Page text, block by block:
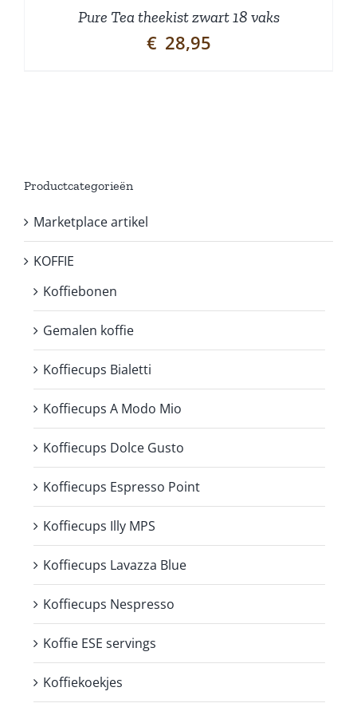
Pure Tea theekist zwart 18 vaks
€ 28,95
Productcategorieën
Marketplace artikel
KOFFIE
Koffiebonen
Gemalen koffie
Koffiecups Bialetti
Koffiecups A Modo Mio
Koffiecups Dolce Gusto
Koffiecups Espresso Point
Koffiecups Illy MPS
Koffiecups Lavazza Blue
Koffiecups Nespresso
Koffie ESE servings
Koffiekoekjes